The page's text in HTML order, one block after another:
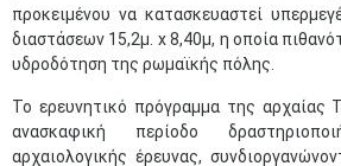
προκειμένου να κατασκευαστεί
διαστάσεων 15,2μ. x 8,40μ, η οποία
υδροδότηση της ρωμαϊκής πόλης.
Το ερευνητικό πρόγραμμα της αρχαίας
ανασκαφική περίοδο
αρχαιολογικής έρευνας,